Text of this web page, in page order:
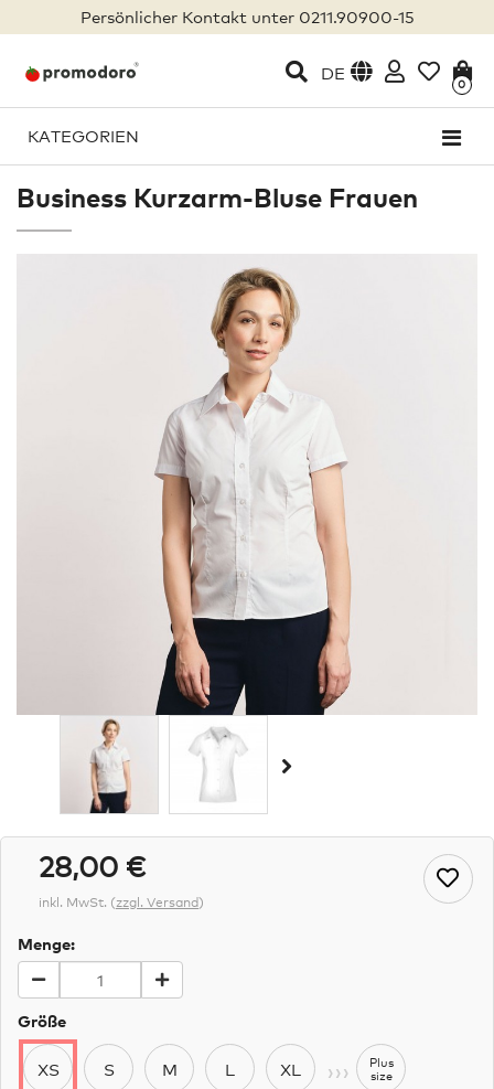
Persönlicher Kontakt unter 0211.90900-15
DE
0
KATEGORIEN
Business Kurzarm-Bluse Frauen
28,00 €
inkl. MwSt. (zzgl. Versand)
Menge:
Größe
XS S M L XL ›››
Plus
size